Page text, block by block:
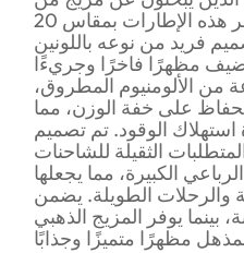
القوة والأناقة والأداء. تتوفر هذه الإطارات بمقاس 20
بتصميم فريد من نوعه باللونين
مظهرًا فاخرًا وجريءًا
الألومنيوم المطروق،
على خفة الوزن، مما
استهلاك الوقود. تم تصميم
الثقيلة للشاحنات
الكبيرة، مما يجعلها
والرحلات الطويلة. يضمن
بينما يوفر المزيج الذهبي